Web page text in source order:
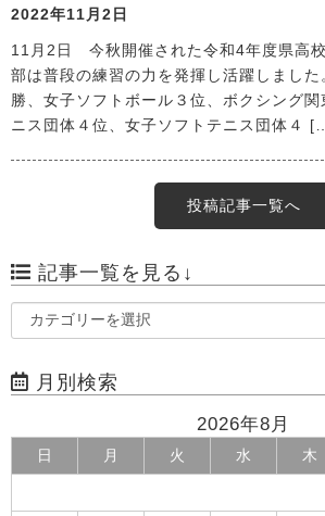
2022年11月2日
11月2日 今秋開催された令和4年度県高
部は普段の練習の力を発揮し活躍しまし
勝、女子ソフトボール３位、ボクシング
ニス団体４位、女子ソフトテニス団体４
投稿記事一覧へ
記事一覧を見る↓
月別検索
2026年8月
日 月 火 水 木